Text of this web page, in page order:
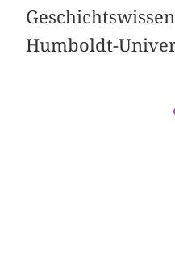
Humboldt-